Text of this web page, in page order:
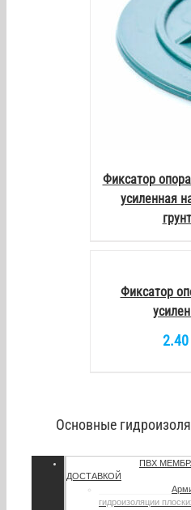
Фиксатор
усиленная
Фиксатор
2.40
Основные
ПВХ
ДОСТАВКОЙ
гидроизоляции